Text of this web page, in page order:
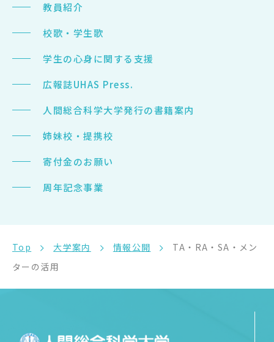
在学生の方
企業・病院の方
プライバシーポリシー
サイトマップ
教員紹介
校歌・学生歌
学生の心身に関する支援
広報誌UHAS Press.
人間総合科学大学発行の書籍案内
姉妹校・提携校
寄付金のお願い
周年記念事業
Top 大学案内 情報公開
TA・RA・SA・メン
ターの活用